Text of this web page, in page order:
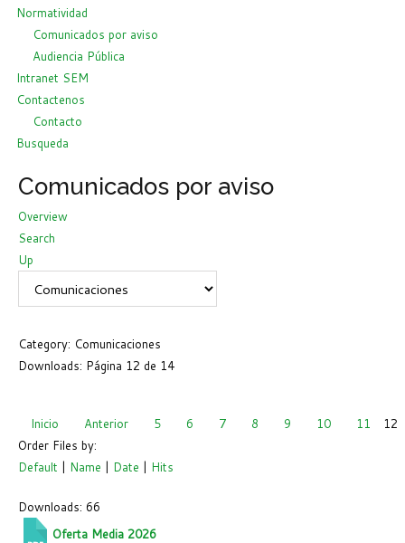
Normatividad
Comunicados por aviso
Audiencia Pública
Intranet SEM
Contactenos
Contacto
Busqueda
Comunicados por aviso
Overview
Search
Up
Category: Comunicaciones
Downloads: Página 12 de 14
Inicio Anterior 5 6 7 8 9 10 11
12
Order Files by:
Default | Name | Date | Hits
Downloads: 66
Oferta Media 2026